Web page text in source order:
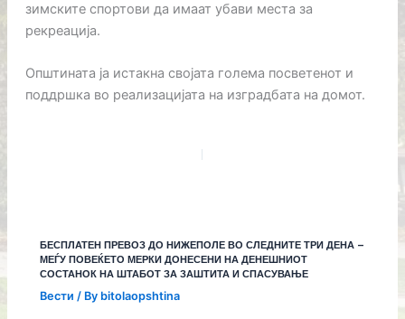
зимските спортови да имаат убави места за
рекреација.
Општината ја истакна својата голема посветенот и
поддршка во реализацијата на изградбата на домот.
БЕСПЛАТЕН ПРЕВОЗ ДО НИЖЕПОЛЕ ВО СЛЕДНИТЕ ТРИ ДЕНА –
МЕЃУ ПОВЕЌЕТО МЕРКИ ДОНЕСЕНИ НА ДЕНЕШНИОТ
СОСТАНОК НА ШТАБОТ ЗА ЗАШТИТА И СПАСУВАЊЕ
Вести / By bitolaopshtina